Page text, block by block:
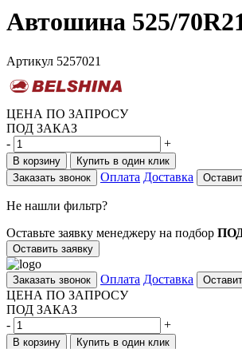
Автошина 525/
Артикул 5257021
ЦЕНА ПО ЗАПРОСУ
ПОД ЗАКАЗ
-
+
В корзину
Купить в один клик
Заказать звонок
Оплата Доставка
Не нашли фильтр?
Оставьте заявку менеджеру на подбор
Оставить заявку
Заказать звонок Оплата Доставка
ЦЕНА ПО ЗАПРОСУ
ПОД ЗАКАЗ
-
+
В корзину Купить в один клик